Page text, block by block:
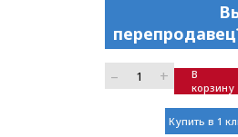
– +
В
корзину
Купить в 1